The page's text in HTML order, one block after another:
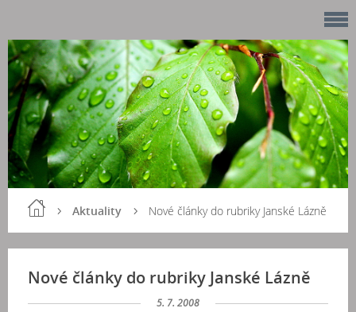
Aktuality Nové články do rubriky Janské Lázně
Nové články do rubriky Janské Lázně
5. 7. 2008